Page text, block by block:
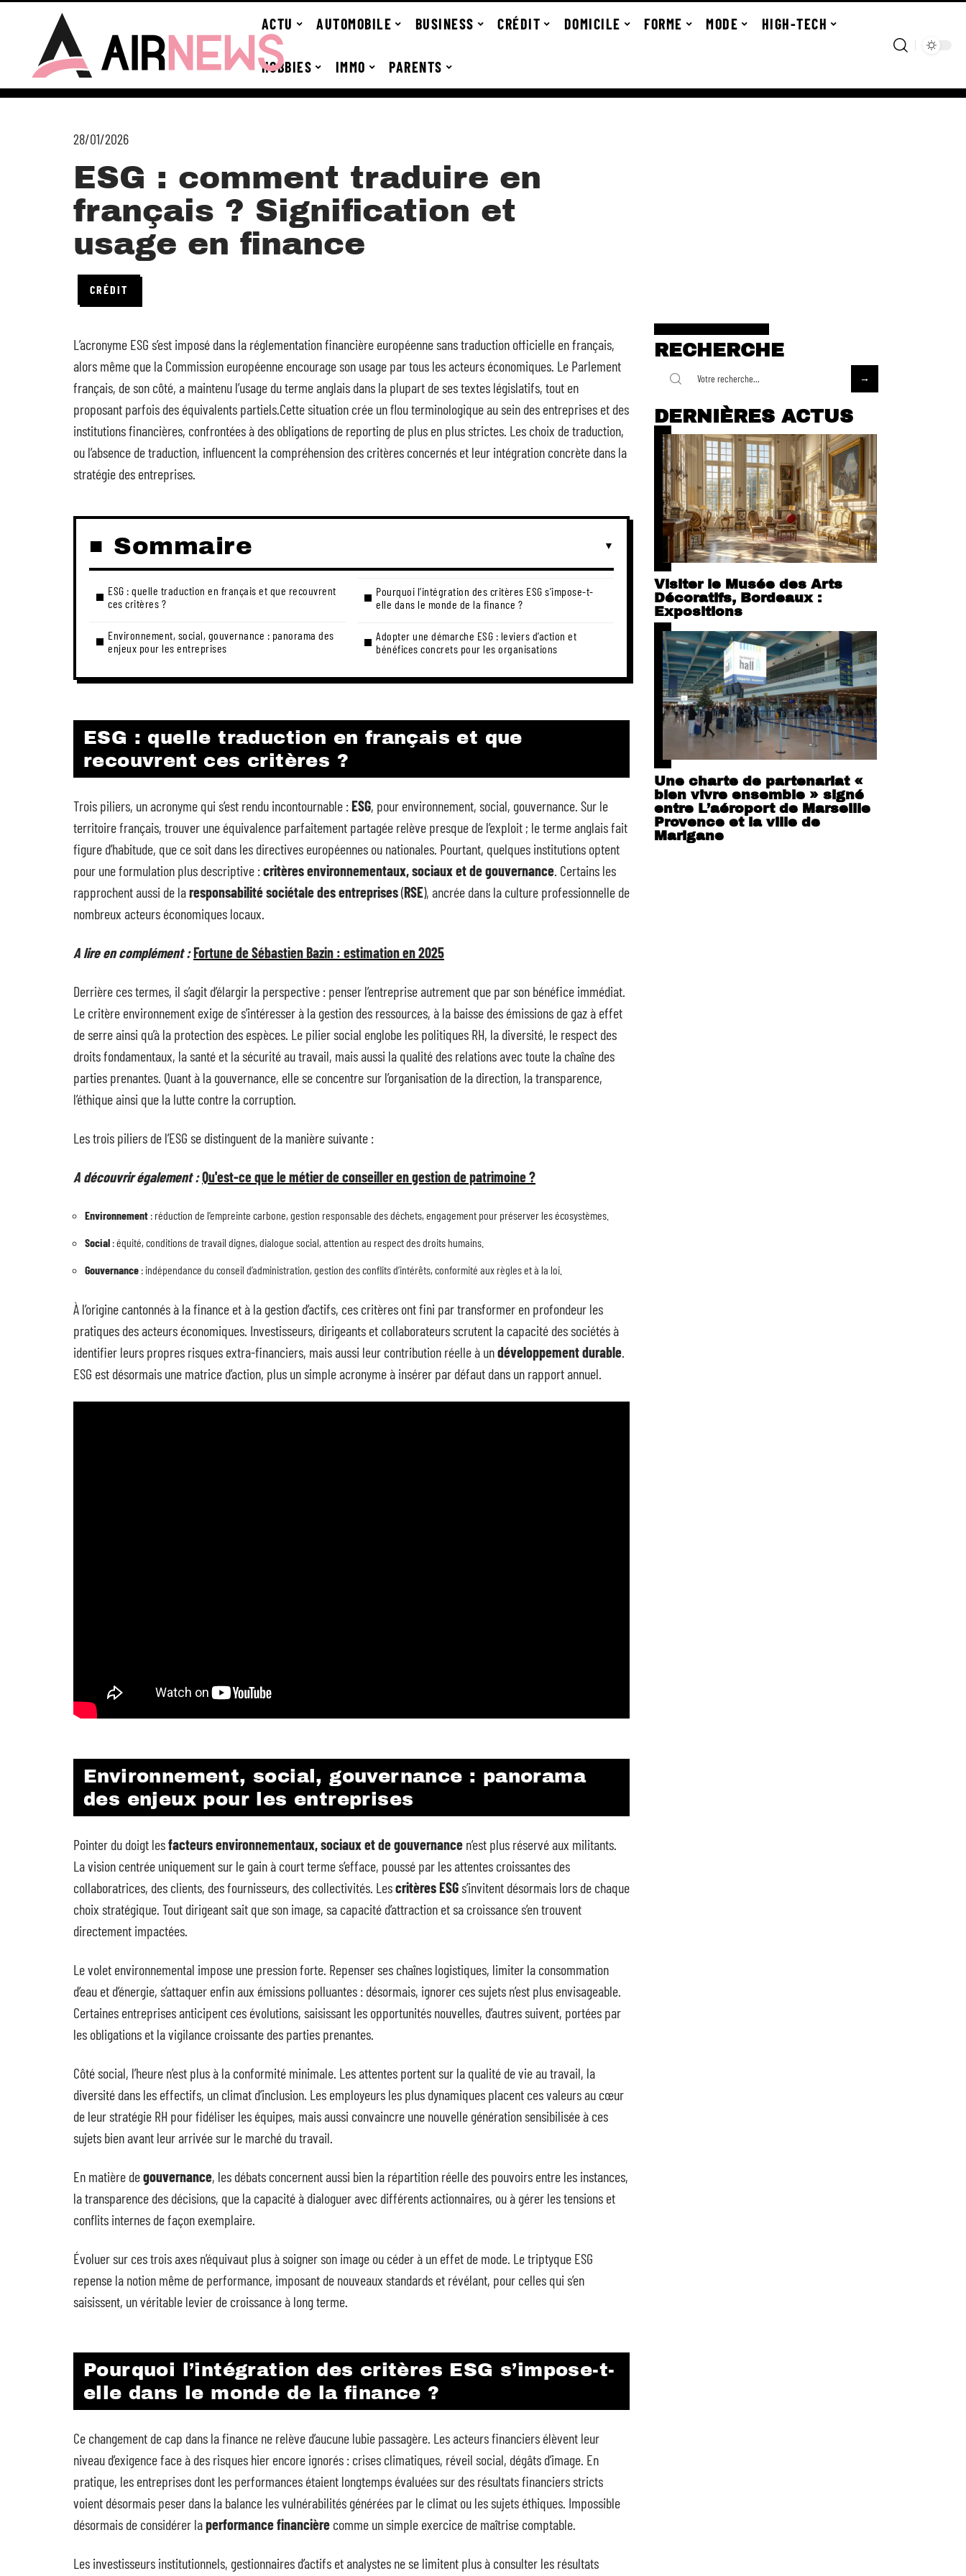
ACTU AUTOMOBILE BUSINESS CRÉDIT DOMICILE FORME MODE HIGH-TECH
HOBBIES IMMO PARENTS
28/01/2026
ESG : comment traduire en
français ? Signification et
usage en finance
CRÉDIT
L’acronyme ESG s’est imposé dans la réglementation financière européenne sans traduction officielle en français,
alors même que la Commission européenne encourage son usage par tous les acteurs économiques. Le Parlement
français, de son côté, a maintenu l’usage du terme anglais dans la plupart de ses textes législatifs, tout en
proposant parfois des équivalents partiels.Cette situation crée un flou terminologique au sein des entreprises et des
institutions financières, confrontées à des obligations de reporting de plus en plus strictes. Les choix de traduction,
ou l’absence de traduction, influencent la compréhension des critères concernés et leur intégration concrète dans la
stratégie des entreprises.
Sommaire
ESG : quelle traduction en français et que recouvrent
ces critères ?
Environnement, social, gouvernance : panorama des
enjeux pour les entreprises
Pourquoi l’intégration des critères ESG s’impose-t-
elle dans le monde de la finance ?
Adopter une démarche ESG : leviers d’action et
bénéfices concrets pour les organisations
ESG : quelle traduction en français et que
recouvrent ces critères ?
Trois piliers, un acronyme qui s’est rendu incontournable :ESG, pour environnement, social, gouvernance. Sur le
territoire français, trouver une équivalence parfaitement partagée relève presque de l’exploit ; le terme anglais fait
figure d’habitude, que ce soit dans les directives européennes ou nationales. Pourtant, quelques institutions optent
pour une formulation plus descriptive :critères environnementaux, sociaux et de gouvernance. Certains les
rapprochent aussi de laresponsabilité sociétale des entreprises(RSE), ancrée dans la culture professionnelle de
nombreux acteurs économiques locaux.
A lire en complément :Fortune de Sébastien Bazin : estimation en 2025
Derrière ces termes, il s’agit d’élargir la perspective : penser l’entreprise autrement que par son bénéfice immédiat.
Le critère environnement exige de s’intéresser à la gestion des ressources, à la baisse des émissions de gaz à effet
de serre ainsi qu’à la protection des espèces. Le pilier social englobe les politiques RH, la diversité, le respect des
droits fondamentaux, la santé et la sécurité au travail, mais aussi la qualité des relations avec toute la chaîne des
parties prenantes. Quant à la gouvernance, elle se concentre sur l’organisation de la direction, la transparence,
l’éthique ainsi que la lutte contre la corruption.
Les trois piliers de l’ESG se distinguent de la manière suivante :
A découvrir également :Qu'est-ce que le métier de conseiller en gestion de patrimoine ?
Environnement : réduction de l’empreinte carbone, gestion responsable des déchets, engagement pour préserver les écosystèmes.
Social : équité, conditions de travail dignes, dialogue social, attention au respect des droits humains.
Gouvernance : indépendance du conseil d’administration, gestion des conflits d’intérêts, conformité aux règles et à la loi.
À l’origine cantonnés à la finance et à la gestion d’actifs, ces critères ont fini par transformer en profondeur les
pratiques des acteurs économiques. Investisseurs, dirigeants et collaborateurs scrutent la capacité des sociétés à
identifier leurs propres risques extra-financiers, mais aussi leur contribution réelle à undéveloppement durable.
ESG est désormais une matrice d’action, plus un simple acronyme à insérer par défaut dans un rapport annuel.
Environnement, social, gouvernance : panorama
des enjeux pour les entreprises
Pointer du doigt lesfacteurs environnementaux, sociaux et de gouvernance n’est plus réservé aux militants.
La vision centrée uniquement sur le gain à court terme s’efface, poussé par les attentes croissantes des
collaboratrices, des clients, des fournisseurs, des collectivités. Lescritères ESGs’invitent désormais lors de chaque
choix stratégique. Tout dirigeant sait que son image, sa capacité d’attraction et sa croissance s’en trouvent
directement impactées.
Le volet environnemental impose une pression forte. Repenser ses chaînes logistiques, limiter la consommation
d’eau et d’énergie, s’attaquer enfin aux émissions polluantes : désormais, ignorer ces sujets n’est plus envisageable.
Certaines entreprises anticipent ces évolutions, saisissant les opportunités nouvelles, d’autres suivent, portées par
les obligations et la vigilance croissante des parties prenantes.
Côté social, l’heure n’est plus à la conformité minimale. Les attentes portent sur la qualité de vie au travail, la
diversité dans les effectifs, un climat d’inclusion. Les employeurs les plus dynamiques placent ces valeurs au cœur
de leur stratégie RH pour fidéliser les équipes, mais aussi convaincre une nouvelle génération sensibilisée à ces
sujets bien avant leur arrivée sur le marché du travail.
En matière degouvernance, les débats concernent aussi bien la répartition réelle des pouvoirs entre les instances,
la transparence des décisions, que la capacité à dialoguer avec différents actionnaires, ou à gérer les tensions et
conflits internes de façon exemplaire.
Évoluer sur ces trois axes n’équivaut plus à soigner son image ou céder à un effet de mode. Le triptyque ESG
repense la notion même de performance, imposant de nouveaux standards et révélant, pour celles qui s’en
saisissent, un véritable levier de croissance à long terme.
Pourquoi l’intégration des critères ESG s’impose-t-
elle dans le monde de la finance ?
Ce changement de cap dans la finance ne relève d’aucune lubie passagère. Les acteurs financiers élèvent leur
niveau d’exigence face à des risques hier encore ignorés : crises climatiques, réveil social, dégâts d’image. En
pratique, les entreprises dont les performances étaient longtemps évaluées sur des résultats financiers stricts
voient désormais peser dans la balance les vulnérabilités générées par le climat ou les sujets éthiques. Impossible
désormais de considérer laperformance financière comme un simple exercice de maîtrise comptable.
Les investisseurs institutionnels, gestionnaires d’actifs et analystes ne se limitent plus à consulter les résultats
RECHERCHE
DERNIÈRES ACTUS
Visiter le Musée des Arts
Décoratifs, Bordeaux :
Expositions
Une charte de partenariat «
bien vivre ensemble » signé
entre L’aéroport de Marseille
Provence et la ville de
Marigane